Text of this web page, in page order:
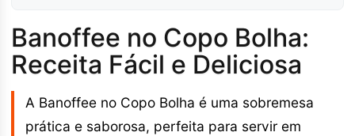
Banoffee no Copo Bolha:
Receita Fácil e Deliciosa
A Banoffee no Copo Bolha é uma sobremesa
prática e saborosa, perfeita para servir em